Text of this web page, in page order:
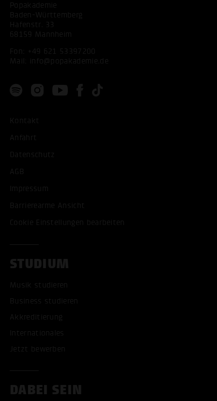
Popakademie
Baden-Württemberg
Hafenstr. 33
68159 Mannheim
Fon:
+49 621 53397200
Mail:
info@popakademie.de
Kontakt
Anfahrt
Datenschutz
AGB
Impressum
Barrierearme Ansicht
Cookie Einstellungen bearbeiten
STUDIUM
Musik studieren
Business studieren
Akkreditierung
Internationales
Jetzt bewerben
DABEI SEIN